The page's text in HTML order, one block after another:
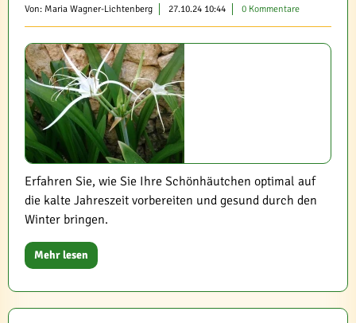
Von: Maria Wagner-Lichtenberg 27.10.24 10:44 0 Kommentare
Erfahren Sie, wie Sie Ihre Schönhäutchen optimal auf
die kalte Jahreszeit vorbereiten und gesund durch den
Winter bringen.
Mehr lesen